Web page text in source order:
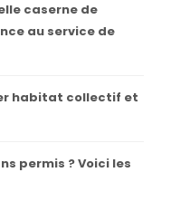
caserne de
au service de
habitat collectif et
permis ? Voici les